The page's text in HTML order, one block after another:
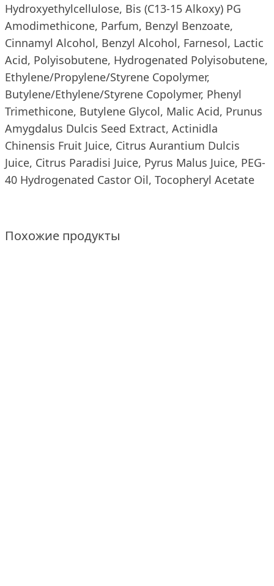
Hydroxyethylcellulose, Bis (C13-15 Alkoxy) PG
Amodimethicone, Pаrfum, Benzyl Benzoate,
Cinnamyl Alcohol, Benzyl Alcohol, Farnesol, Lactic
Acid, Polyisobutene, Hydrogenated Polyisobutene,
Ethylene/Propylene/Styrene Copolymer,
Butylene/Ethylene/Styrene Copolymer, Phenyl
Trimethicone, Butylene Glycol, Malic Acid, Prunus
Amygdalus Dulcis Seed Extract, Actinidla
Chinensis Fruit Juice, Citrus Aurantium Dulcis
Juice, Citrus Paradisi Juice, Pyrus Malus Juice, PEG-
40 Hydrogenated Castor Oil, Tocopheryl Acetate
Похожие продукты